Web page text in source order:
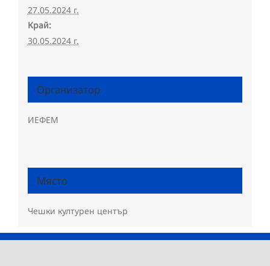
27.05.2024 г.
Край:
30.05.2024 г.
Организатор
ИЕФЕМ
Място
Чешки културен център